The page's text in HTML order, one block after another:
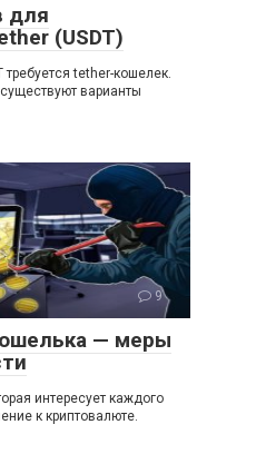
для
(USDT)
требуется tether-кошелек.
варианты
9
— меры
интересует каждого
к криптовалюте.